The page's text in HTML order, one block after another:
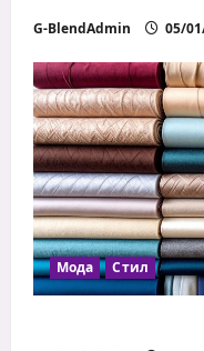
G-BlendAdmin 05/
Мода Стил